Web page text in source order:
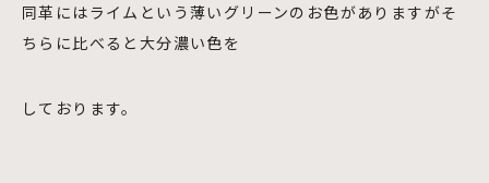
同革にはライムという薄いグリーンのお色がありますがそ
ちらに比べると大分濃い色を
しております。